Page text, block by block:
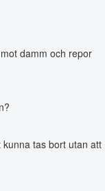
damm och repor
tas bort utan att